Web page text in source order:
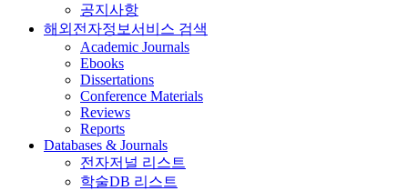
공지사항
해외전자정보서비스 검색
Academic Journals
Ebooks
Dissertations
Conference Materials
Reviews
Reports
Databases & Journals
전자저널 리스트
학술DB 리스트